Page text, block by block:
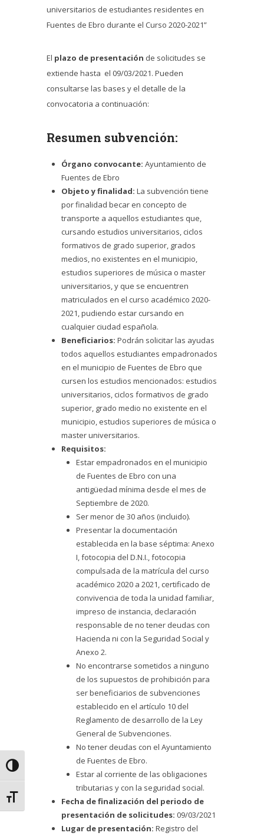
Alternar alto contraste
Alternar tamaño de letra
universitarios de estudiantes residentes en
Fuentes de Ebro durante el Curso 2020-2021”
El plazo de presentación de solicitudes se
extiende hasta el 09/03/2021. Pueden
consultarse las bases y el detalle de la
convocatoria a continuación:
Resumen subvención:
Órgano convocante: Ayuntamiento de
Fuentes de Ebro
Objeto y finalidad: La subvención tiene
por finalidad becar en concepto de
transporte a aquellos estudiantes que,
cursando estudios universitarios, ciclos
formativos de grado superior, grados
medios, no existentes en el municipio,
estudios superiores de música o master
universitarios, y que se encuentren
matriculados en el curso académico 2020-
2021, pudiendo estar cursando en
cualquier ciudad española.
Beneficiarios: Podrán solicitar las ayudas
todos aquellos estudiantes empadronados
en el municipio de Fuentes de Ebro que
cursen los estudios mencionados: estudios
universitarios, ciclos formativos de grado
superior, grado medio no existente en el
municipio, estudios superiores de música o
master universitarios.
Requisitos:
Estar empadronados en el municipio
de Fuentes de Ebro con una
antigüedad mínima desde el mes de
Septiembre de 2020.
Ser menor de 30 años (incluido).
Presentar la documentación
establecida en la base séptima: Anexo
I, fotocopia del D.N.I., fotocopia
compulsada de la matrícula del curso
académico 2020 a 2021, certificado de
convivencia de toda la unidad familiar,
impreso de instancia, declaración
responsable de no tener deudas con
Hacienda ni con la Seguridad Social y
Anexo 2.
No encontrarse sometidos a ninguno
de los supuestos de prohibición para
ser beneficiarios de subvenciones
establecido en el artículo 10 del
Reglamento de desarrollo de la Ley
General de Subvenciones.
No tener deudas con el Ayuntamiento
de Fuentes de Ebro.
Estar al corriente de las obligaciones
tributarias y con la seguridad social.
Fecha de finalización del periodo de
presentación de solicitudes: 09/03/2021
Lugar de presentación: Registro del